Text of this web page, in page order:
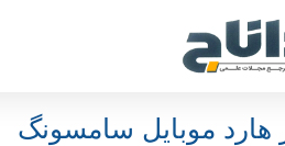
هارد موبایل سامسونگ